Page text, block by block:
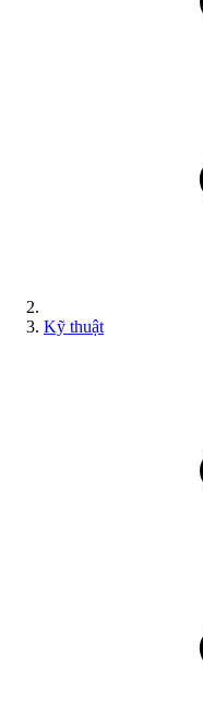
Kỹ thuật